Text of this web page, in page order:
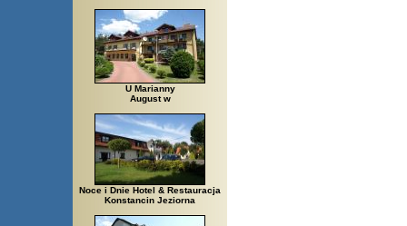
U Marianny
August w
Noce i Dnie Hotel & Restauracja
Konstancin Jeziorna